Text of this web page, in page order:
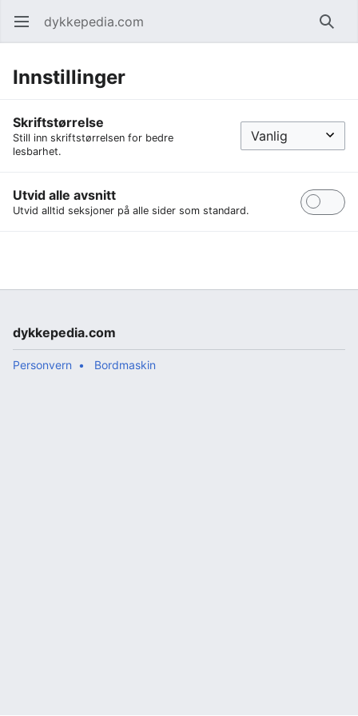
Åpne hovedmenyen dykkepedia.com Søk
Innstillinger
Skriftstørrelse
Still inn skriftstørrelsen for bedre
lesbarhet.
Utvid alle avsnitt
Utvid alltid seksjoner på alle sider som standard.
dykkepedia.com
Personvern Bordmaskin